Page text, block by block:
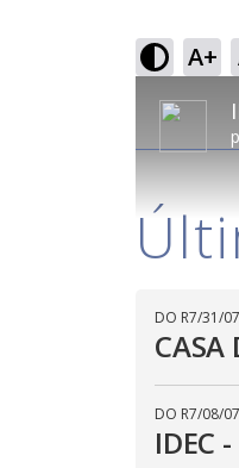
A+
window.
be
by
activating
close
DO R7/31/
CASA
DO R7/08/
IDEC